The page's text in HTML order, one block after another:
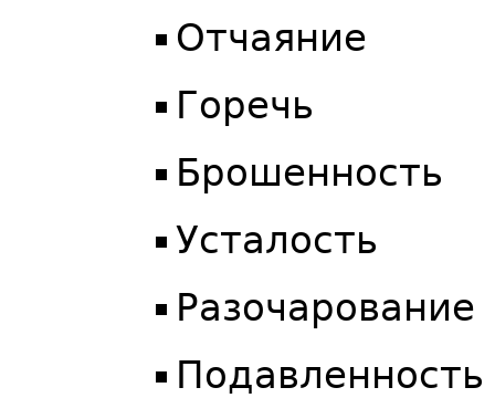
Отчаяние
Горечь
Брошенность
Усталость
Разочарование
Подавленность